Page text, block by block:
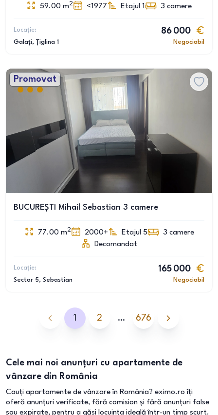
59.00 m2 <1977 Etajul 1 3 camere
Locație:
Galați, Țiglina 1
86 000
Negociabil
Promovat
BUCUREȘTI Mihail Sebastian 3 camere
77.00 m2 2000+ Etajul 5 3 camere
Decomandat
Locație:
Sector 5, Sebastian
165 000
Negociabil
1 2 … 676
Cele mai noi anunțuri cu apartamente de
vânzare din România
Cauți apartamente de vânzare în România? eximo.ro îți
oferă anunțuri verificate, fără comision și fără anunțuri false
sau expirate, pentru a găsi locuința ideală într-un timp scurt.